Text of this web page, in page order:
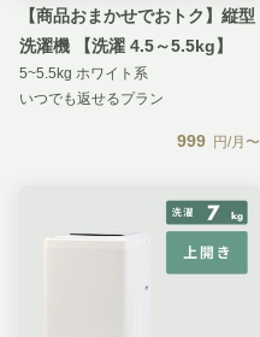
【商品おまかせでおトク】縦型
洗濯機 【洗濯 4.5～5.5kg】
5~5.5kg ホワイト系
いつでも返せるプラン
999 円/月〜